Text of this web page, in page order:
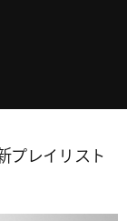
プレイリスト